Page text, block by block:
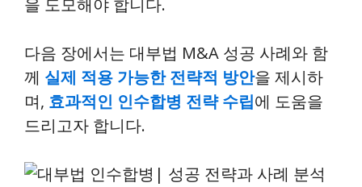
을 도모해야 합니다.
다음 장에서는 대부법 M&A 성공 사례와 함
께 실제 적용 가능한 전략적 방안을 제시하
며, 효과적인 인수합병 전략 수립에 도움을
드리고자 합니다.